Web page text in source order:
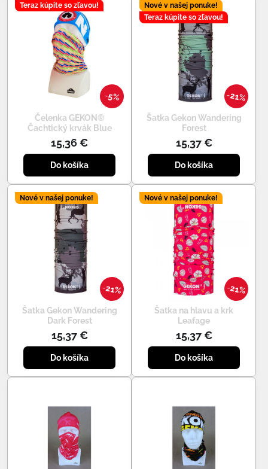
5%
Teraz kúpite so zľavou!
Čelenka GEKON®
Čachtický krvák Blue
15,36 €
Do košíka
21%
Nové v našej ponuke!
Teraz kúpite so zľavou!
Šatka Gekon Wandering
Forest
15,37 €
Do košíka
21%
Nové v našej ponuke!
Šatka Gekon Wandering
Dark Forest
15,37 €
Do košíka
21%
Nové v našej ponuke!
Šatka na hlavu a krk
Leafage
15,37 €
Do košíka